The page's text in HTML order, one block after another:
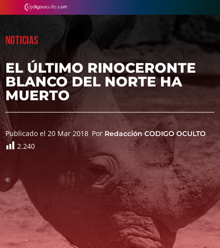
NOTICIAS
EL ÚLTIMO RINOCERONTE
BLANCO DEL NORTE HA
MUERTO
Publicado el 20 Mar 2018 Por Redacción CODIGO OCULTO
2.240
©